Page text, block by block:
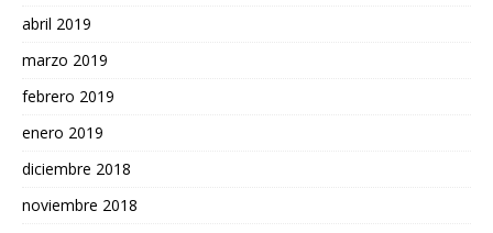
abril 2019
marzo 2019
febrero 2019
enero 2019
diciembre 2018
noviembre 2018